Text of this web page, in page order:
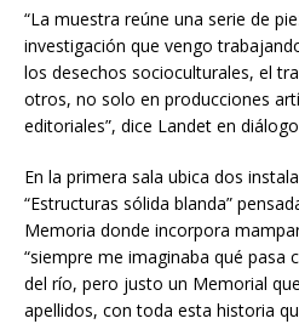
“La muestra reúne una serie de
investigación que vengo
los desechos socioculturales, el
otros, no solo en producciones
editoriales”, dice Landet en
En la primera sala ubica dos
“Estructuras sólida blanda”
Memoria donde incorpora
“siempre me imaginaba qué pasa
del río, pero justo un Memorial
apellidos, con toda esta historia